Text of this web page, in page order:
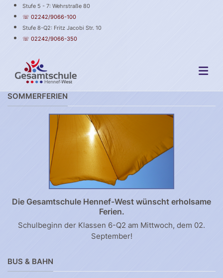
Stufe 5 - 7: Wehrstraße 80
☏ 02242/9066-100
Stufe 8-Q2: Fritz Jacobi Str. 10
☏ 02242/9066-350
SOMMERFERIEN
Die Gesamtschule Hennef-West wünscht erholsame
Ferien.
Schulbeginn der Klassen 6-Q2 am Mittwoch, dem 02.
September!
BUS & BAHN